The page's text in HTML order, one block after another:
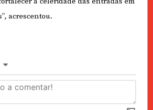
acrescentou.